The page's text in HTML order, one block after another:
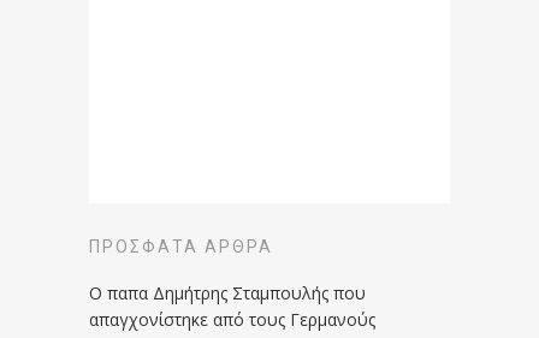
ΠΡΌΣΦΑΤΑ ΆΡΘΡΑ
Ο παπα Δημήτρης Σταμπουλής που
απαγχονίστηκε από τους Γερμανούς